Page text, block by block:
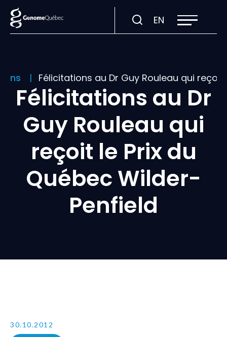
EN Visiter
la
:
English.
la
navigation
du
Félicitations au Dr Guy Rouleau qui
Félicitations au Dr
Guy Rouleau qui
reçoit le Prix du
Québec Wilder-
Penfield
30.10.2012